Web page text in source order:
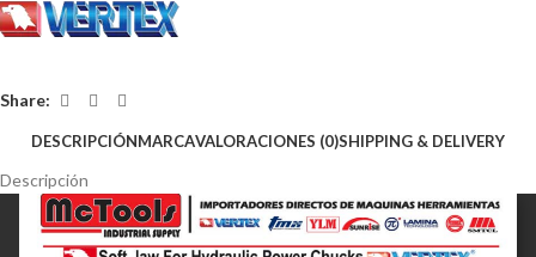
Share:
DESCRIPCIÓNMARCAVALORACIONES (0)SHIPPING & DELIVERY
Descripción